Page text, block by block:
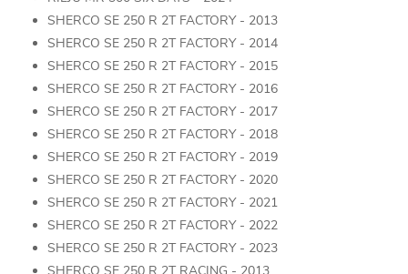
SHERCO SE 250 R 2T FACTORY - 2013
SHERCO SE 250 R 2T FACTORY - 2014
SHERCO SE 250 R 2T FACTORY - 2015
SHERCO SE 250 R 2T FACTORY - 2016
SHERCO SE 250 R 2T FACTORY - 2017
SHERCO SE 250 R 2T FACTORY - 2018
SHERCO SE 250 R 2T FACTORY - 2019
SHERCO SE 250 R 2T FACTORY - 2020
SHERCO SE 250 R 2T FACTORY - 2021
SHERCO SE 250 R 2T FACTORY - 2022
SHERCO SE 250 R 2T FACTORY - 2023